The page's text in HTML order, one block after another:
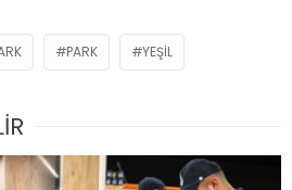
PARK YEŞIL